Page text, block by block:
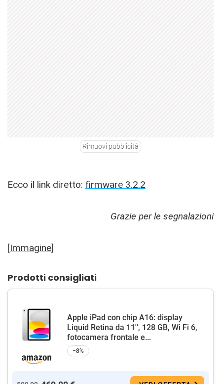
Rimuovi pubblicità
Ecco il link diretto: firmware 3.2.2
Grazie per le segnalazioni
[Immagine]
Prodotti consigliati
Apple iPad con chip A16: display
Liquid Retina da 11'', 128 GB, Wi Fi 6,
fotocamera frontale e...
−8%